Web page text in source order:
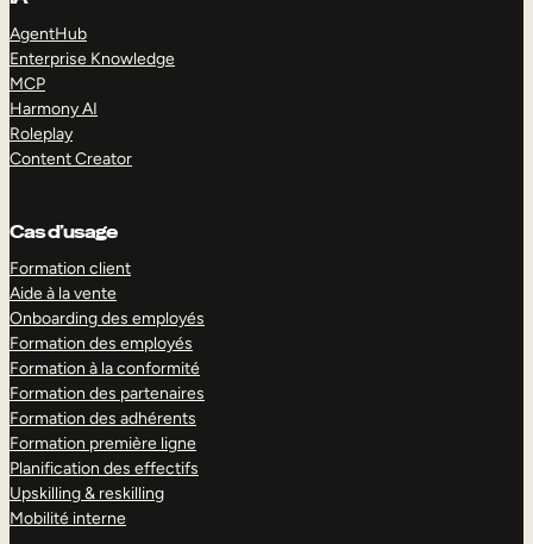
AgentHub
Enterprise Knowledge
MCP
Harmony AI
Roleplay
Content Creator
Cas d’usage
Formation client
Aide à la vente
Onboarding des employés
Formation des employés
Formation à la conformité
Formation des partenaires
Formation des adhérents
Formation première ligne
Planification des effectifs
Upskilling & reskilling
Mobilité interne